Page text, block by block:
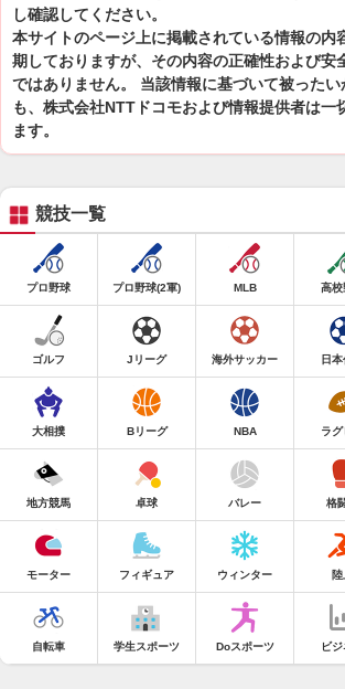
し確認してください。
本サイトのページ上に掲載されている情報の内
期しておりますが、その内容の正確性および安
ではありません。 当該情報に基づいて被った
も、株式会社NTTドコモおよび情報提供者は一
ます。
競技一覧
プロ野球 プロ野球(2軍) MLB 高校
ゴルフ Jリーグ 海外サッカー 日
大相撲 Bリーグ NBA ラ
地方競馬 卓球 バレー 格
モーター フィギュア ウィンター 陸
自転車 学生スポーツ Doスポーツ ビ